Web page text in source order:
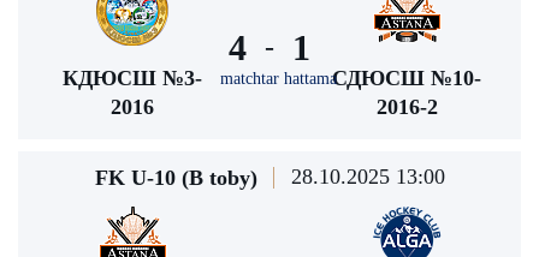
КДЮСШ №3-
2016
4 -
matchtar hattama
1
СДЮСШ №10-
2016-2
FK U-10 (В toby) 28.10.2025 13:00